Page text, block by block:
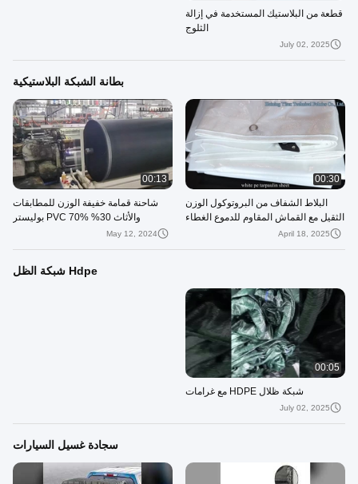
قطعة من البلاستيك المستخدمة في إزالة
الثلوج
July 02, 2025
بطانة الشبكة البلاستيكية
00:30
البلاط الشفاف من البروتوكول الوزن
الثقيل مع القماش المقاوم للدموع الغطاء
April 18, 2025
00:13
شاحنة قمامة خفيفة الوزن للمطابقات
والأثاث 30% PVC 70% بوليستر
May 12, 2024
Hdpe شبكة الظل
00:05
شبكة ظلال HDPE مع غرامات
July 02, 2025
سجادة غسيل السيارات